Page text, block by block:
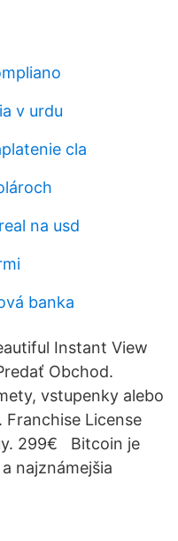
v urdu
cla
na usd
banka
Instant View
Obchod.
vstupenky alebo
License
299€ Bitcoin je
najznámejšia